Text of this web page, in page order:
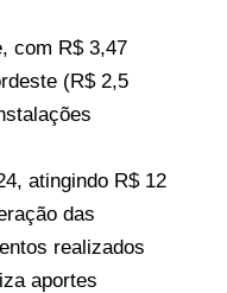
com R$ 3,47
(R$ 2,5
atingindo R$ 12
das
realizados
aportes